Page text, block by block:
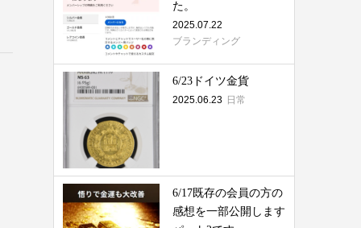
た。
2025.07.22
ブランディング
6/23ドイツ金貨
2025.06.23 日常
6/17既存の会員の方の
感想を一部公開します